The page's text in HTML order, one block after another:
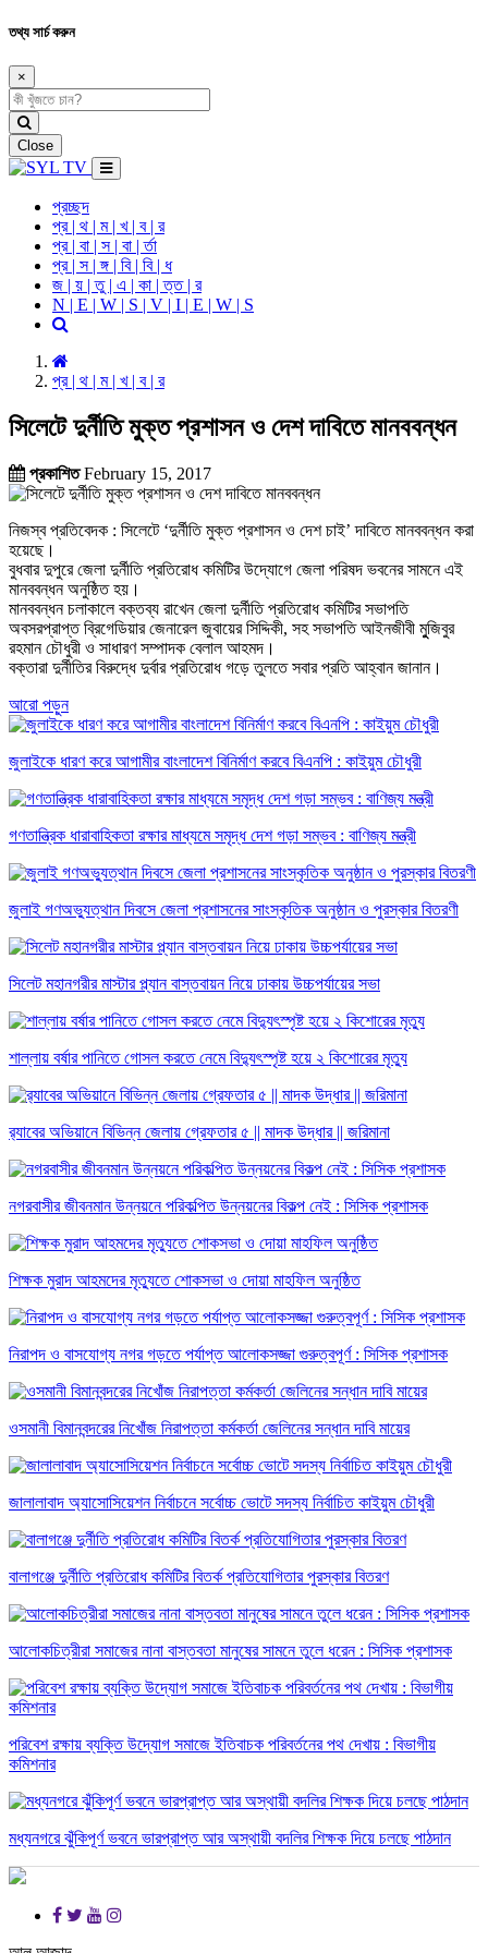
তথ্য সার্চ করুন
×
Close
প্রচ্ছদ
প্র | থ | ম | খ | ব | র
প্র | বা | স | বা | র্তা
প্র | স | ঙ্গ | বি | বি | ধ
জ | য় | তু | এ | কা | ত্ত | র
N | E | W | S | V | I | E | W | S
প্র | থ | ম | খ | ব | র
সিলেটে দুর্নীতি মুক্ত প্রশাসন ও দেশ দাবিতে মানববন্ধন
প্রকাশিতFebruary 15, 2017
নিজস্ব প্রতিবেদক : সিলেটে ‘দুর্নীতি মুক্ত প্রশাসন ও দেশ চাই’ দাবিতে মানববন্ধন করা
হয়েছে।
বুধবার দুপুরে জেলা দুর্নীতি প্রতিরোধ কমিটির উদ্যোগে জেলা পরিষদ ভবনের সামনে এই
মানববন্ধন অনুষ্ঠিত হয়।
মানববন্ধন চলাকালে বক্তব্য রাখেন জেলা দুর্নীতি প্রতিরোধ কমিটির সভাপতি
অবসরপ্রাপ্ত ব্রিগেডিয়ার জেনারেল জুবায়ের সিদ্দিকী, সহ সভাপতি আইনজীবী মুুজিবুর
রহমান চৌধুরী ও সাধারণ সম্পাদক বেলাল আহমদ।
বক্তারা দুর্নীতির বিরুদ্ধে দুর্বার প্রতিরোধ গড়ে তুলতে সবার প্রতি আহ্বান জানান।
আরো পড়ুন
জুলাইকে ধারণ করে আগামীর বাংলাদেশ বিনির্মাণ করবে বিএনপি : কাইয়ুম চৌধুরী
গণতান্ত্রিক ধারাবাহিকতা রক্ষার মাধ্যমে সমৃদ্ধ দেশ গড়া সম্ভব : বাণিজ্য মন্ত্রী
জুলাই গণঅভ্যুত্থান দিবসে জেলা প্রশাসনের সাংস্কৃতিক অনুষ্ঠান ও পুরস্কার বিতরণী
সিলেট মহানগরীর মাস্টার প্ল্যান বাস্তবায়ন নিয়ে ঢাকায় উচ্চপর্যায়ের সভা
শাল্লায় বর্ষার পানিতে গোসল করতে নেমে বিদ্যুৎস্পৃষ্ট হয়ে ২ কিশোরের মৃত্যু
র‌্যাবের অভিয়ানে বিভিন্ন জেলায় গ্রেফতার ৫ || মাদক উদ্ধার || জরিমানা
নগরবাসীর জীবনমান উন্নয়নে পরিকল্পিত উন্নয়নের বিকল্প নেই : সিসিক প্রশাসক
শিক্ষক মুরাদ আহমদের মৃত্যুতে শোকসভা ও দোয়া মাহফিল অনুষ্ঠিত
নিরাপদ ও বাসযোগ্য নগর গড়তে পর্যাপ্ত আলোকসজ্জা গুরুত্বপূর্ণ : সিসিক প্রশাসক
ওসমানী বিমানবন্দরের নিখোঁজ নিরাপত্তা কর্মকর্তা জেলিনের সন্ধান দাবি মায়ের
জালালাবাদ অ্যাসোসিয়েশন নির্বাচনে সর্বোচ্চ ভোটে সদস্য নির্বাচিত কাইয়ুম চৌধুরী
বালাগঞ্জে দুর্নীতি প্রতিরোধ কমিটির বিতর্ক প্রতিযোগিতার পুরস্কার বিতরণ
আলোকচিত্রীরা সমাজের নানা বাস্তবতা মানুষের সামনে তুলে ধরেন : সিসিক প্রশাসক
পরিবেশ রক্ষায় ব্যক্তি উদ্যোগ সমাজে ইতিবাচক পরিবর্তনের পথ দেখায় : বিভাগীয়
কমিশনার
মধ্যনগরে ঝুঁকিপূর্ণ ভবনে ভারপ্রাপ্ত আর অস্থায়ী বদলির শিক্ষক দিয়ে চলছে পাঠদান